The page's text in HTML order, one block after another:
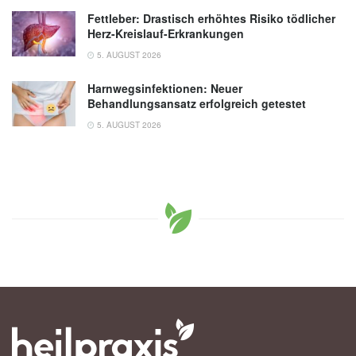
Fettleber: Drastisch erhöhtes Risiko tödlicher
Herz-Kreislauf-Erkrankungen
5. AUGUST 2026
Harnwegsinfektionen: Neuer
Behandlungsansatz erfolgreich getestet
5. AUGUST 2026